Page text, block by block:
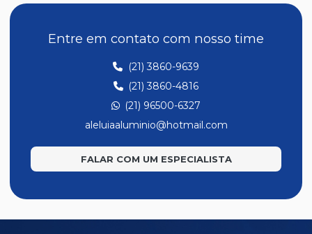
SR108
SR135
SR136
Entre em contato com nosso time
(21) 3860-9639
(21) 3860-4816
(21) 96500-6327
aleluiaaluminio@hotmail.com
FALAR COM UM ESPECIALISTA